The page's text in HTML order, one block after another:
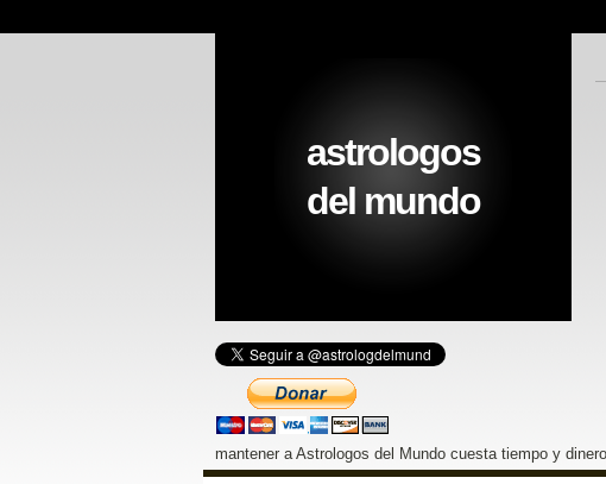
astrologos
del mundo
mantener a Astrologos del Mundo cuesta tiempo y